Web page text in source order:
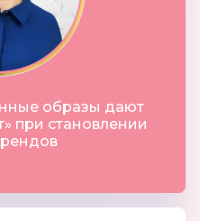
образы дают
при становлении